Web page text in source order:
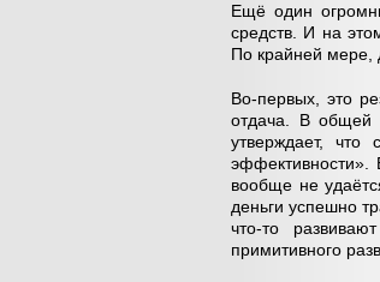
Ещё один
средств. И на
По крайней мере,
Во-первых, это
отдача. В общей
утверждает,
эффективности».
вообще не
деньги успешно
что-то
примитивного